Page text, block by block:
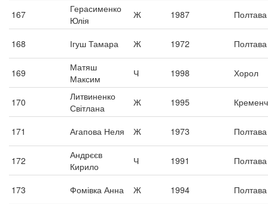
167
Герасименко
Юлія
Ж 1987 Полтава
168 Ігуш Тамара Ж 1972 Полтава
169
Матяш
Максим
Ч 1998 Хорол
170
Литвиненко
Світлана
Ж 1995
171 Агапова Неля Ж 1973 Полтава
172
Андрєєв
Кирило
Ч 1991 Полтава
173 Фомівка Анна Ж 1994 Полтава